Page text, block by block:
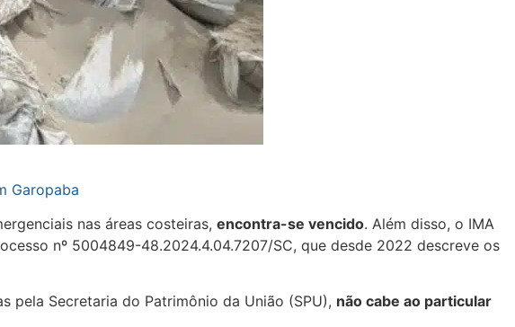
Garopaba
nas áreas costeiras, encontra-se vencido. Além disso, o IMA
nº 5004849-48.2024.4.04.7207/SC, que desde 2022 descreve os
pela Secretaria do Patrimônio da União (SPU), não cabe ao particular